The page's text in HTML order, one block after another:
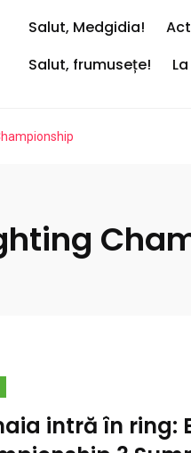
Salut, Medgidia!
Salut, frumusețe!
intră în ring: